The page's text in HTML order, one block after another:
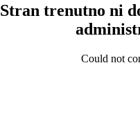
Stran trenutno ni
Could not